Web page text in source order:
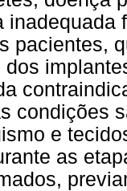
inadequada
pacientes,
condições
e
as